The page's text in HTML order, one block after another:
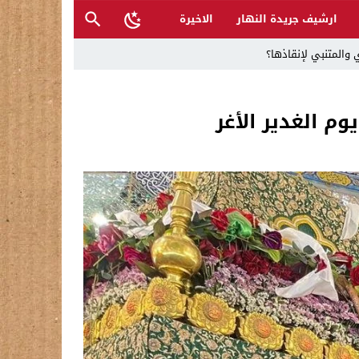
ارشيف جريدة النهار
الاخيرة
لإنقاذها؟
الغدير الأغر